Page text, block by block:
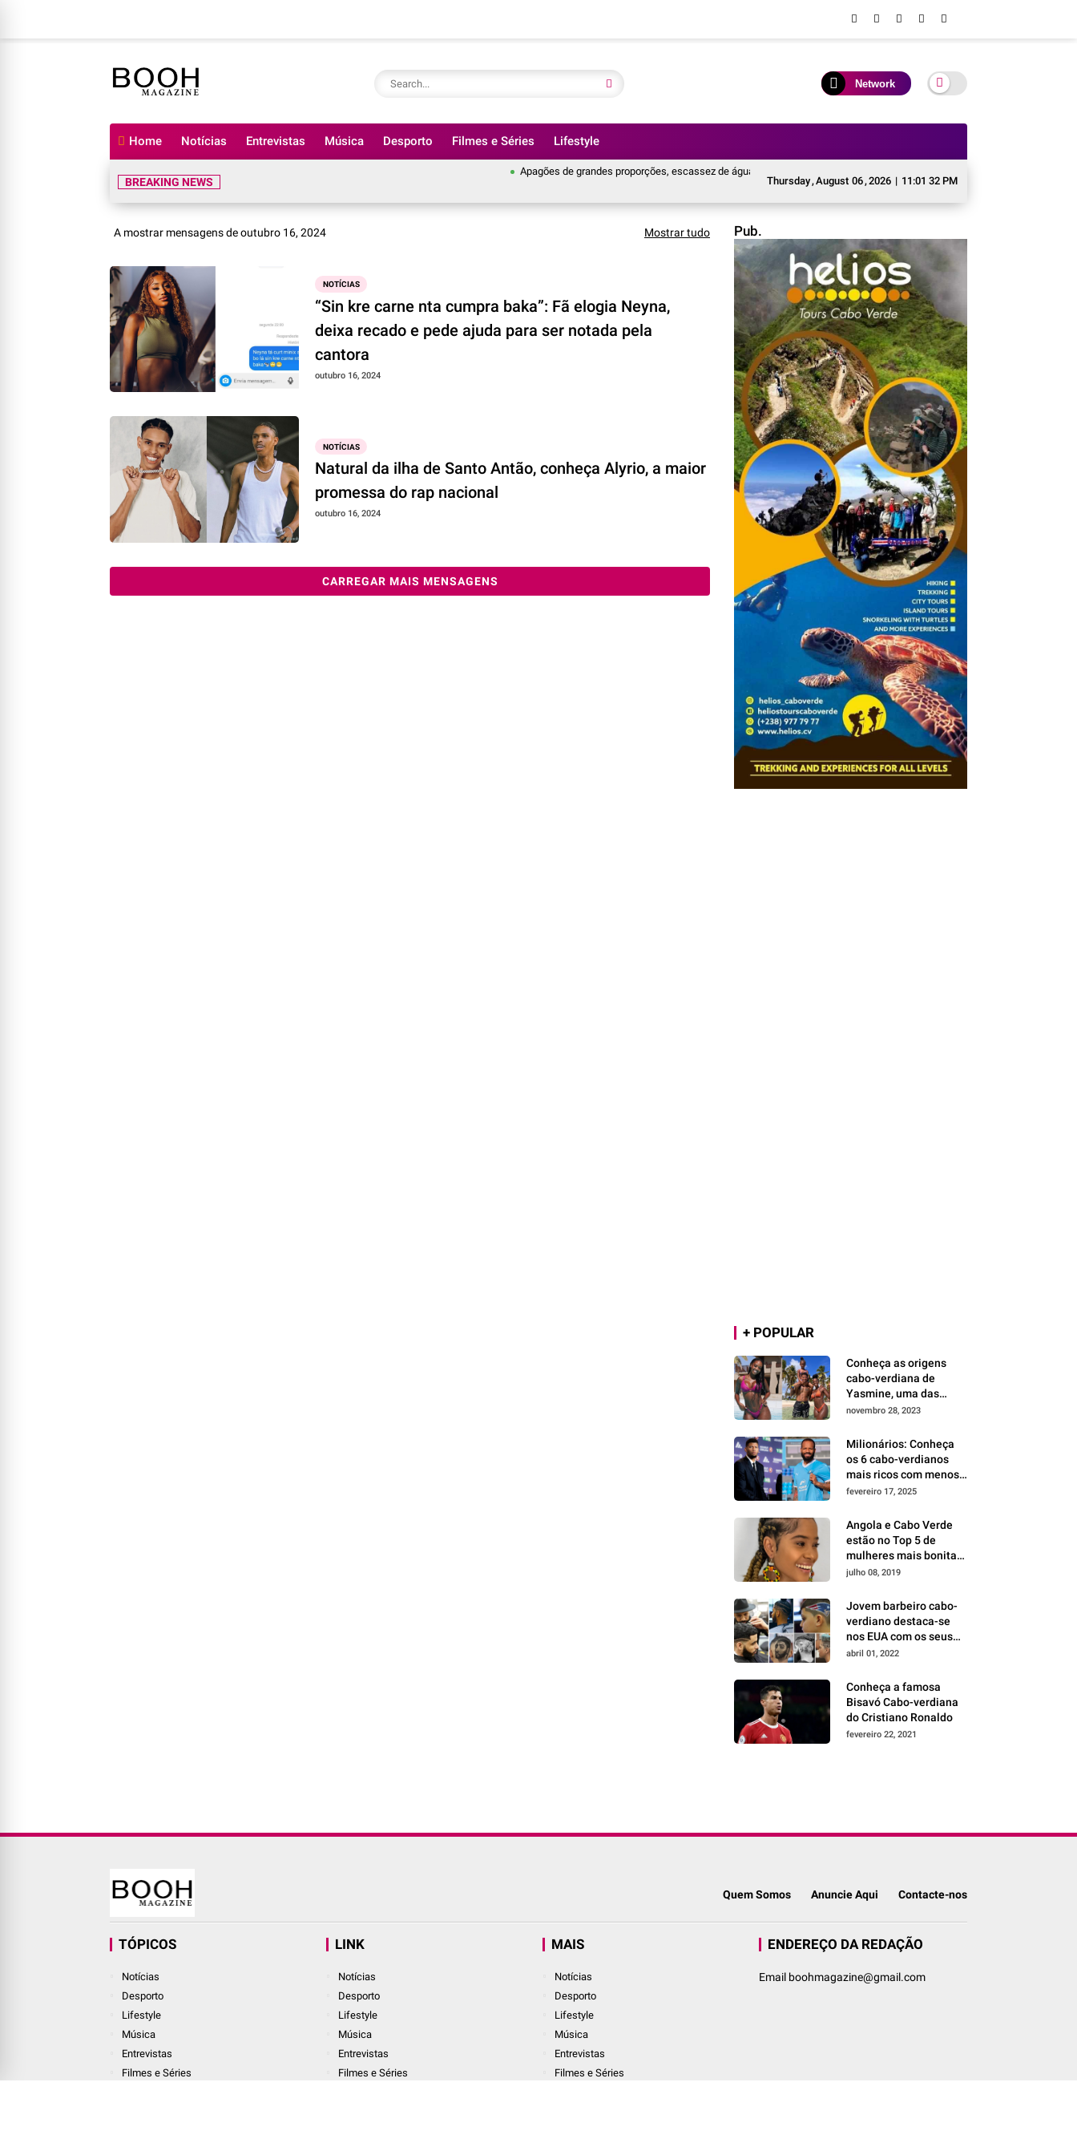
Network
Home Notícias Entrevistas Música Desporto Filmes e Séries Lifestyle
Thursday,August 06,2026 | 11:01 33 PM
BREAKING NEWS
Apagões de grandes proporções, escassez de água e a corrida ao gás butano: A grave crise energética em Cabo Verde
A mostrar mensagens de outubro 16, 2024 Mostrar tudo
NOTÍCIAS
“Sin kre carne nta cumpra baka”: Fã elogia Neyna,
deixa recado e pede ajuda para ser notada pela
cantora
outubro 16, 2024
NOTÍCIAS
Natural da ilha de Santo Antão, conheça Alyrio, a maior
promessa do rap nacional
outubro 16, 2024
CARREGAR MAIS MENSAGENS
Pub.
+ POPULAR
Conheça as origens
cabo-verdiana de
Yasmine, uma das
maiores vozes da
novembro 28, 2023
Milionários: Conheça
os 6 cabo-verdianos
mais ricos com menos
de 35 anos
fevereiro 17, 2025
Angola e Cabo Verde
estão no Top 5 de
mulheres mais bonitas
da África
julho 08, 2019
Jovem barbeiro cabo-
verdiano destaca-se
nos EUA com os seus
cortes milimétricos e
empreendedorismo
abril 01, 2022
Conheça a famosa
Bisavó Cabo-verdiana
do Cristiano Ronaldo
fevereiro 22, 2021
Quem Somos Anuncie Aqui Contacte-nos
TÓPICOS
Notícias
Desporto
Lifestyle
Música
Entrevistas
Filmes e Séries
LINK
Notícias
Desporto
Lifestyle
Música
Entrevistas
Filmes e Séries
MAIS
Notícias
Desporto
Lifestyle
Música
Entrevistas
Filmes e Séries
ENDEREÇO DA REDAÇÃO
Email boohmagazine@gmail.com